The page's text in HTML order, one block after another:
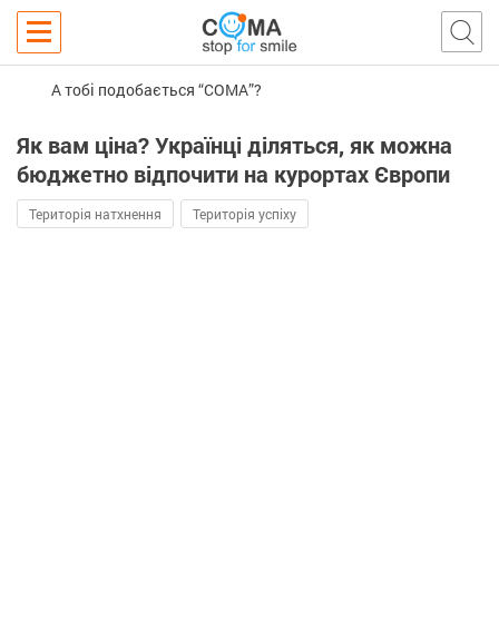
А тобі подобається “COMA”?
Як вам ціна? Українці діляться, як можна
бюджетно відпочити на курортах Європи
Територія натхнення Територія успіху